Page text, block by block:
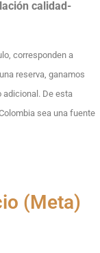
calidad-
corresponden a
reserva, ganamos
adicional. De esta
sea una fuente
(Meta)